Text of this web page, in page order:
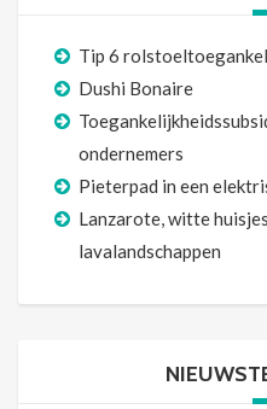
Tip 6
Dushi Bonaire
ondernemers
Pieterpad in een
Lanzarote, witte
lavalandschappen